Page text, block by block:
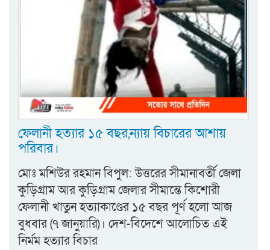
ফেলানী হত্যার ১৫ বছর,ন্যায় বিচারের আশায়
পরিবার।
মোঃ মশিউর রহমান বিপুল: উত্তরের সীমানাবর্তী জেলা
কুড়িগ্রাম আর কুড়িগ্রাম জেলার সীমান্তে কিশোরী
ফেলানী খাতুন হত্যাকাণ্ডের ১৫ বছর পূর্ণ হলো আজ
বুধবার (৭ জানুয়ারি)। দেশ-বিদেশে আলোচিত এই
নির্মম হত্যার বিচার